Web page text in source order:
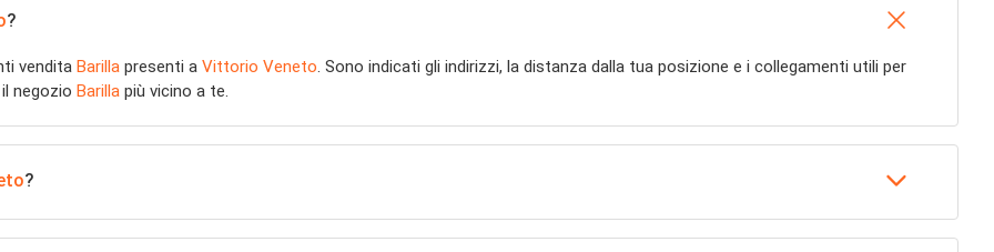
?
vendita Barilla presenti a Vittorio Veneto. Sono indicati gli indirizzi, la distanza dalla tua posizione e i collegamenti utili per
negozio Barilla più vicino a te.
?